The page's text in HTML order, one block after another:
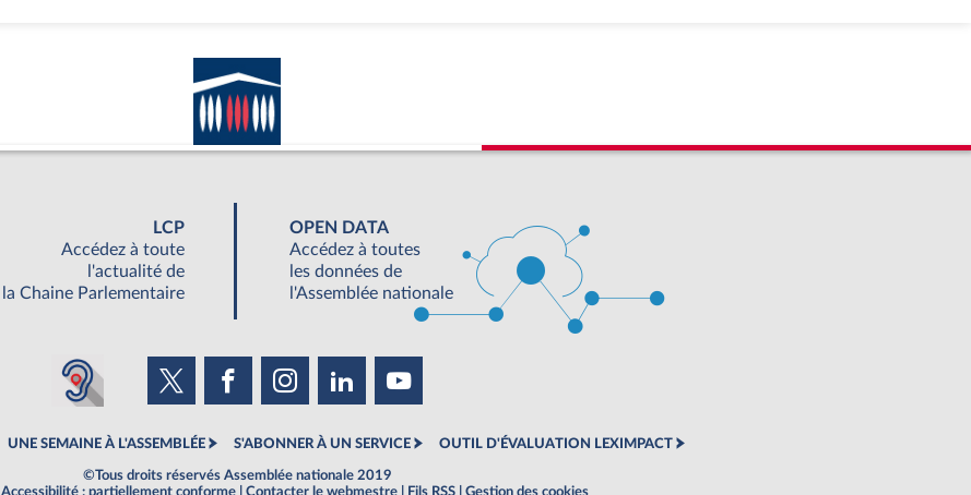
LCP
Accédez à toute
l'actualité de
la Chaine Parlementaire
OPEN DATA
Accédez à toutes
les données de
l'Assemblée nationale
UNE SEMAINE À L'ASSEMBLÉE S'ABONNER À UN SERVICE OUTIL D'ÉVALUATION LEXIMPACT
©Tous droits réservés Assemblée nationale 2019
Accessibilité : partiellement conforme Contacter le webmestre Fils RSS Gestion des cookies